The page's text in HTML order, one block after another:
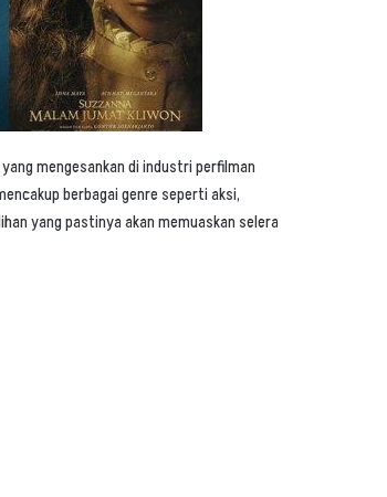
mengesankan di industri perfilman
berbagai genre seperti aksi,
yang pastinya akan memuaskan selera